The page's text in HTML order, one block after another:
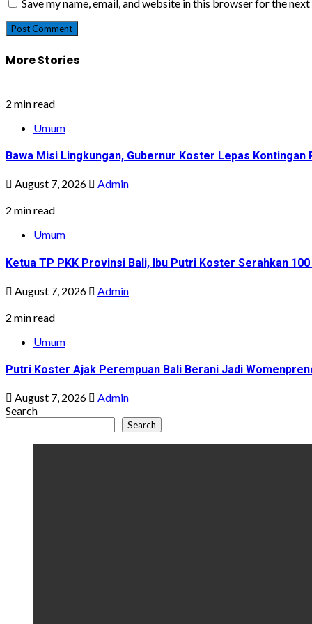
Save my name, email, and website in this browser for the
More Stories
2 min read
Umum
Bawa Misi Lingkungan, Gubernur Koster Lepas
August 7, 2026
Admin
2 min read
Umum
Ketua TP PKK Provinsi Bali, Ibu Putri Koster Serahkan
August 7, 2026
Admin
2 min read
Umum
Putri Koster Ajak Perempuan Bali Berani Jadi
August 7, 2026
Admin
Search
Search